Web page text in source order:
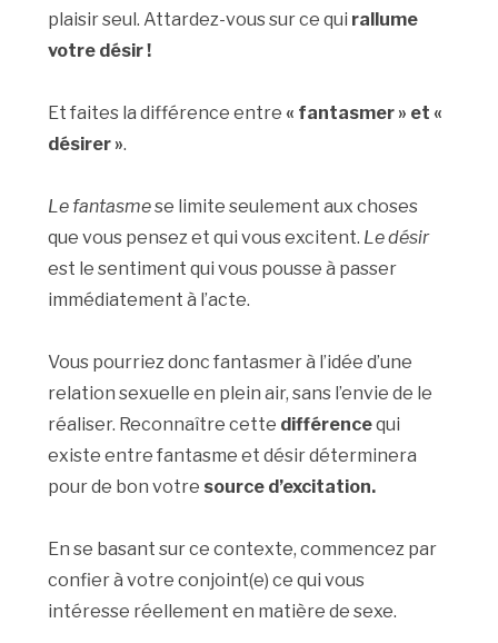
plaisir seul. Attardez-vous sur ce qui rallume
votre désir !
Et faites la différence entre« fantasmer » et «
désirer ».
Le fantasmese limite seulement aux choses
que vous pensez et qui vous excitent. Le désir
est le sentiment qui vous pousse à passer
immédiatement à l’acte.
Vous pourriez donc fantasmer à l’idée d’une
relation sexuelle en plein air, sans l’envie de le
réaliser. Reconnaître cette différencequi
existe entre fantasme et désir déterminera
pour de bon votre source d’excitation.
En se basant sur ce contexte, commencez par
confier à votre conjoint(e) ce qui vous
intéresse réellement en matière de sexe.